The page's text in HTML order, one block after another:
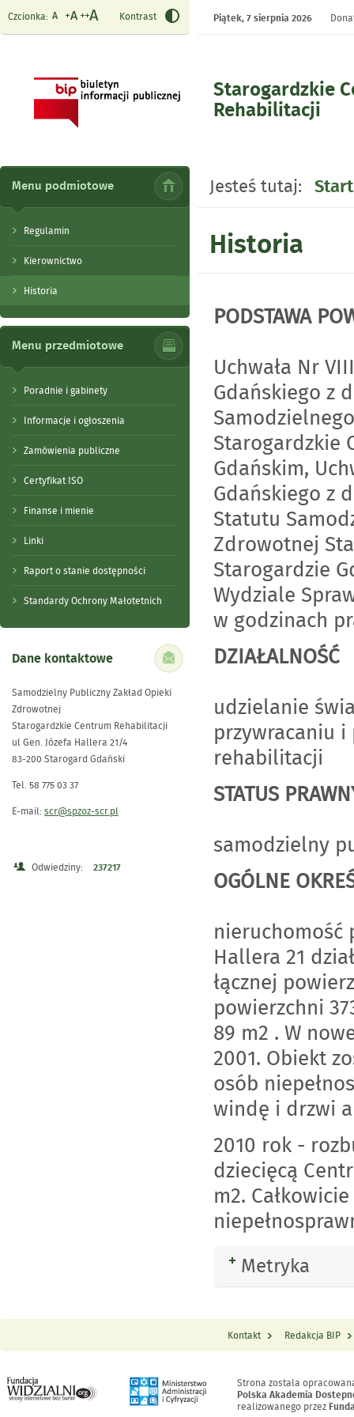
Starogardzkie
Rehabilitacji
Czcionka: Kontrast Piątek,7 sierpnia 2026
Menu podmiotowe
Regulamin
Kierownictwo
Historia
Menu przedmiotowe
Poradnie i gabinety
Informacje i ogłoszenia
Zamówienia publiczne
Certyfikat ISO
Finanse i mienie
Linki
Raport o stanie dostępności
Standardy Ochrony Małotetnich
Dane kontaktowe
Samodzielny Publiczny Zakład Opieki
Zdrowotnej
Starogardzkie Centrum Rehabilitacji
ul Gen. Józefa Hallera 21/4
83-200 Starogard Gdański
Tel. 58 775 03 37
E-mail: scr@spzoz-scr.pl
Odwiedziny: 237217
Jesteś tutaj: Start
Historia
PODSTAWA
Uchwała Nr
Gdańskiego z
Starogardzkie
Gdańskim,
Gdańskiego z
Statutu
Zdrowotnej
Starogardzie
Wydziale
w godzinach
DZIAŁALNOŚĆ
udzielanie
przywracaniu
rehabilitacji
STATUS
samodzielny
OGÓLNE
nieruchomość
Hallera 21
łącznej
powierzchni
89 m2 . W
2001. Obiekt
osób
windę i drzwi
2010 rok -
dziecięcą
m2.
Rozwiń
Metryka
Menu Stopka
Kontakt Redakcja BIP
Strona zostala
Polska Akademia
realizowanego przez